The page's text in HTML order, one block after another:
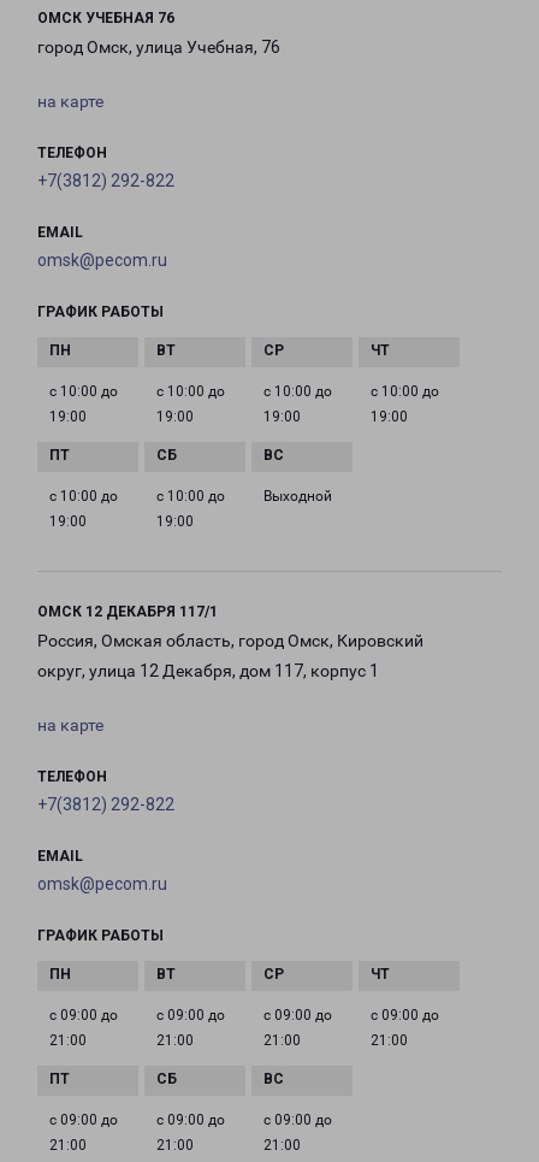
ОМСК УЧЕБНАЯ 76
город Омск, улица Учебная, 76
на карте
ТЕЛЕФОН
+7(3812) 292-822
EMAIL
omsk@pecom.ru
ГРАФИК РАБОТЫ
с 10:00 до
19:00
с 10:00 до
19:00
с 10:00 до
19:00
с 10:00 до
19:00
с 10:00 до
19:00
с 10:00 до
19:00
Выходной
ОМСК 12 ДЕКАБРЯ 117/1
Россия, Омская область, город Омск, Кировский
округ, улица 12 Декабря, дом 117, корпус 1
на карте
ТЕЛЕФОН
+7(3812) 292-822
EMAIL
omsk@pecom.ru
ГРАФИК РАБОТЫ
с 09:00 до
21:00
с 09:00 до
21:00
с 09:00 до
21:00
с 09:00 до
21:00
с 09:00 до
21:00
с 09:00 до
21:00
с 09:00 до
21:00